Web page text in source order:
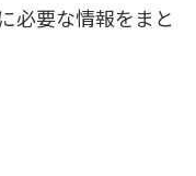
必要な情報をまと